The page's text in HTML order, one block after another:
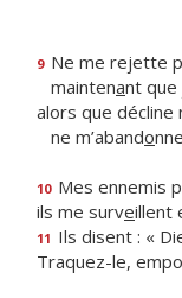
9 Ne me rejette
maintenant que
alors que décline
ne m’abando
10 Mes ennemis p
ils me surveillent
11 Ils disent : «
Traquez-le,